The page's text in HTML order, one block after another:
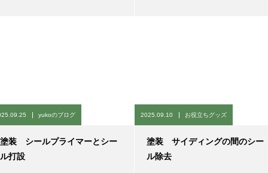
yukoのブログ
塗装 シールプライマーとシー
ル打設
2025.09.10 お役立ちグッズ
塗装 サイディングの間のシー
ル除去